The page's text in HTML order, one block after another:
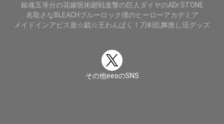
銀魂五等分の花嫁呪術廻戦進撃の巨人 ダイヤのADr.STONE
名取さなBLEACHブルーロック僕のヒーローアカデミア
メイドインアビス遊☆戯☆王わんぱく！刀剣乱舞推し活グッズ
その他eeoのSNS